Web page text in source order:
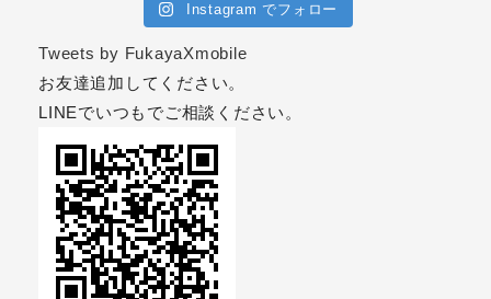
Instagram でフォロー
Tweets by FukayaXmobile
お友達追加してください。
LINEでいつもでご相談ください。